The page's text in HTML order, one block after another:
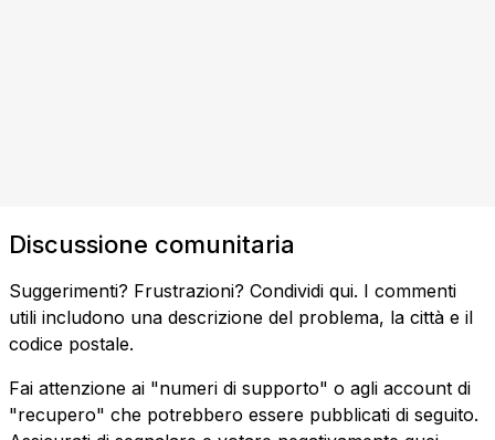
Discussione comunitaria
Suggerimenti? Frustrazioni? Condividi qui. I commenti
utili includono una descrizione del problema, la città e il
codice postale.
Fai attenzione ai "numeri di supporto" o agli account di
"recupero" che potrebbero essere pubblicati di seguito.